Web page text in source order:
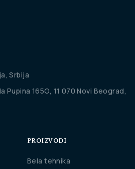
Srbija
Pupina 165G, 11 070 Novi Beograd,
PROIZVODI
Bela tehnika